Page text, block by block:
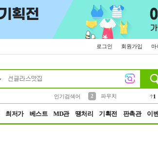
로그인 회원가입 마
인기검색어
2
파우치
1
최저가 베스트 MD관 땡처리 기획전 판촉관 이